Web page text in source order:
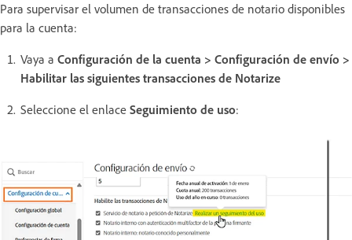
Para supervisar el volumen de transacciones de notario disponibles
para la cuenta:
Vaya a Configuración de la cuenta > Configuración de envío >
Habilitar las siguientes transacciones de Notarize
Seleccione el enlace Seguimiento de uso: